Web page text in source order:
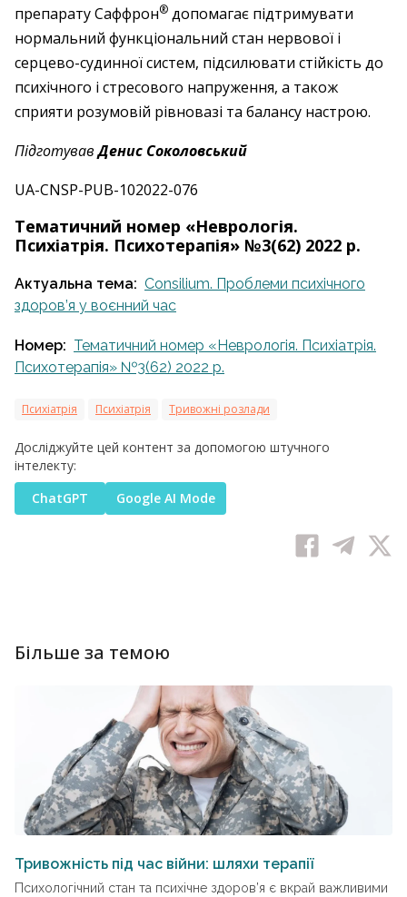
препарату Саффрон® допомагає підтримувати
нормальний функціо­нальний стан нервової і
серцево-судинної систем, підсилювати стійкість до
психічного і стресового напру­ження, а також
сприяти розумовій рівновазі та ­балансу настрою.
ПідготувавДенис Соколовський
UA-CNSP-PUB-102022-076
Тематичний номер «Неврологія.
Психіатрія. Психотерапія» №3(62) 2022 р.
Актуальна тема: Consilium. Проблеми психічного
здоров’я у воєнний час
Номер: Тематичний номер «Неврологія. Психіатрія.
Психотерапія» №3(62) 2022 р.
Психіатрія Психіатрія Тривожні розлади
Досліджуйте цей контент за допомогою штучного
інтелекту:
ChatGPT
Google AI Mode
Більше за темою
Тривожність під час війни: шляхи терапії
Психологічний стан та психічне здоров’я є вкрай важливими